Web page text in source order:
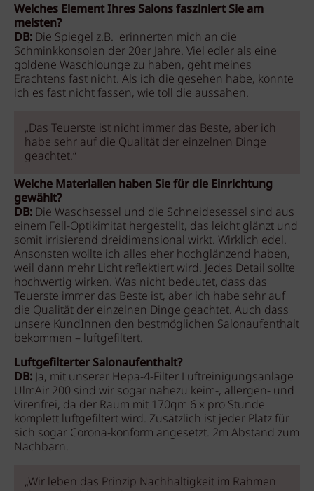
Welches Element Ihres Salons fasziniert Sie am
meisten?
DB: Die Spiegel z.B. erinnerten mich an die
Schminkkonsolen der 20er Jahre. Viel edler als eine
goldene Waschlounge zu haben, geht meines
Erachtens fast nicht. Als ich die gesehen habe, konnte
ich es fast nicht fassen, wie toll die aussahen.
„Das Teuerste ist nicht immer das Beste, aber ich
habe sehr auf die Qualität der einzelnen Dinge
geachtet.“
Welche Materialien haben Sie für die Einrichtung
gewählt?
DB: Die Waschsessel und die Schneidesessel sind aus
einem Fell-Optikimitat hergestellt, das leicht glänzt und
somit irrisierend dreidimensional wirkt. Wirklich edel.
Ansonsten wollte ich alles eher hochglänzend haben,
weil dann mehr Licht reflektiert wird. Jedes Detail sollte
hochwertig wirken. Was nicht bedeutet, dass das
Teuerste immer das Beste ist, aber ich habe sehr auf
die Qualität der einzelnen Dinge geachtet. Auch dass
unsere KundInnen den bestmöglichen Salonaufenthalt
bekommen – luftgefiltert.
Luftgefilterter Salonaufenthalt?
DB:Ja, mit unserer Hepa-4-Filter Luftreinigungsanlage
UlmAir 200 sind wir sogar nahezu keim-, allergen- und
Virenfrei, da der Raum mit 170qm 6 x pro Stunde
komplett luftgefiltert wird. Zusätzlich ist jeder Platz für
sich sogar Corona-konform angesetzt. 2m Abstand zum
Nachbarn.
„Wir leben das Prinzip Nachhaltigkeit im Rahmen